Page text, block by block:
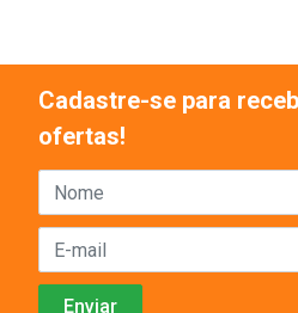
Cadastre-se para
ofertas!